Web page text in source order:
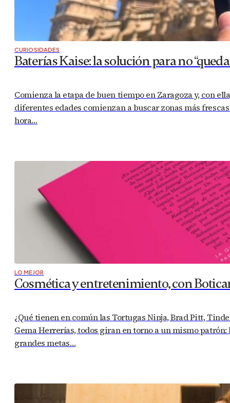
CURIOSIDADES
Baterías Kaise: la solución para no
Comienza la etapa de buen tiempo en Zaragoza y, con
diferentes edades comienzan a buscar zonas más
hora…
LO MEJOR
Cosmética y entretenimiento, con
¿Qué tienen en común las Tortugas Ninja, Brad Pitt,
Gema Herrerías, todos giran en torno a un mismo
grandes metas…